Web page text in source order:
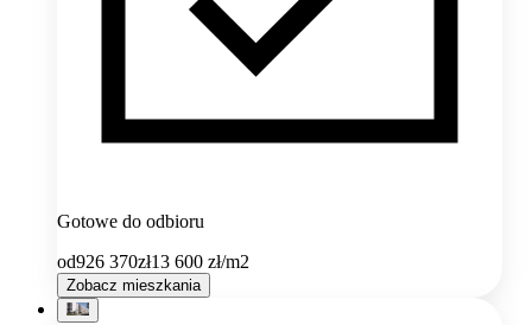
Gotowe do odbioru
od926 370zł13 600 zł/m2
Zobacz mieszkania